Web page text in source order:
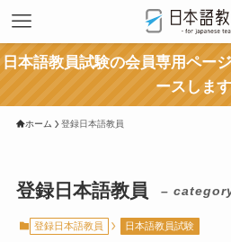
日本語教員試験の会員専用ペー
ースします
ホーム 登録日本語教員
登録日本語教員 –
登録日本語教員 日本語教員試験